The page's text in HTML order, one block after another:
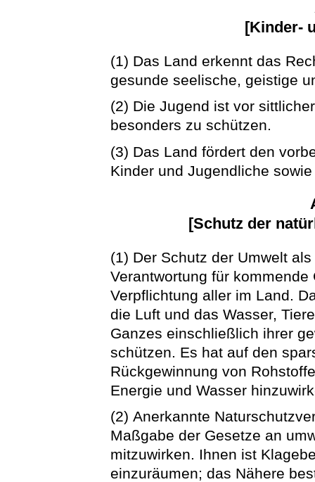
[Kinder-
(1) Das Land erkennt das
gesunde seelische, geistige
(2) Die Jugend ist vor
besonders zu schützen.
(3) Das Land fördert den
Kinder und Jugendliche
[Schutz der
(1) Der Schutz der Umwelt
Verantwortung für
Verpflichtung aller im Land.
die Luft und das Wasser,
Ganzes einschließlich ihrer
schützen. Es hat auf den
Rückgewinnung von
Energie und Wasser
(2) Anerkannte
Maßgabe der Gesetze an
mitzuwirken. Ihnen ist
einzuräumen; das Nähere